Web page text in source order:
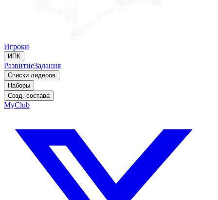
Игроки
ИПК
РазвитиеЗадания
Списки лидеров
Наборы
Созд. состава
MyClub